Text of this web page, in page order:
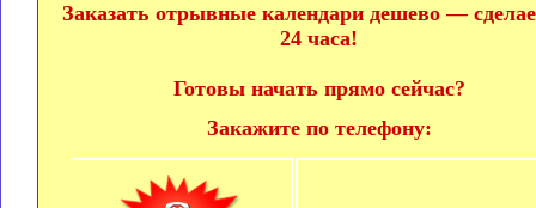
Заказать отрывные календари дешево —
24 часа!
Готовы начать прямо сейчас?
Закажите по телефону: